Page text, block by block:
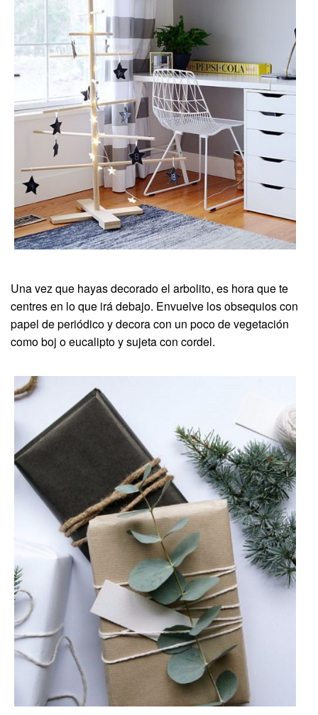
Una vez que hayas decorado el arbolito, es hora que te
centres en lo que irá debajo. Envuelve los obsequios con
papel de periódico y decora con un poco de vegetación
como boj o eucalipto y sujeta con cordel.